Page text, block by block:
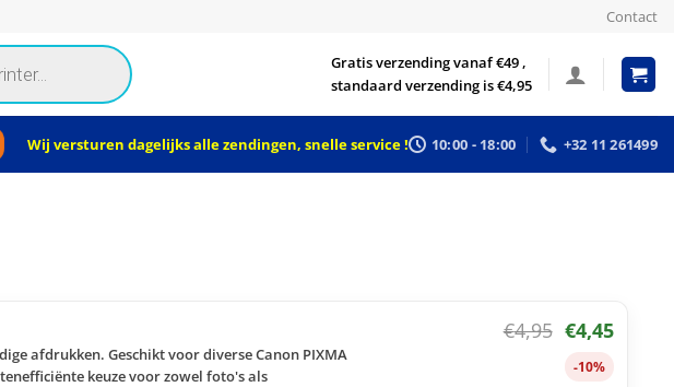
Contact
Gratis verzending vanaf €49 ,
standaard verzending is €4,95
Wij versturen dagelijks alle zendingen, snelle service ! 10:00 - 18:00 +32 11 261499
afdrukken. Geschikt voor diverse Canon PIXMA
keuze voor zowel foto's als
€4,95 €4,45
-10%